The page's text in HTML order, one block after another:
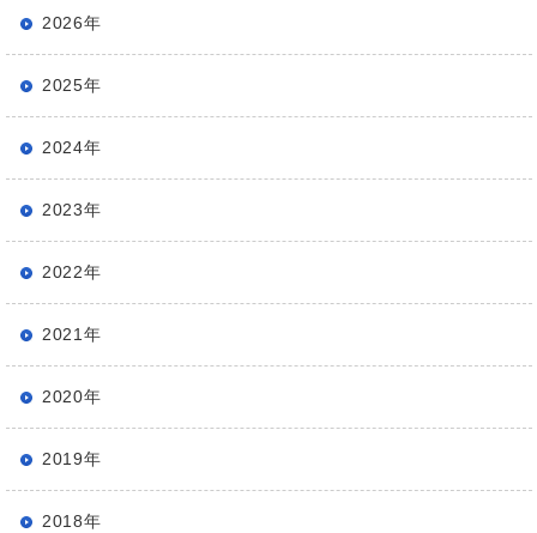
2026年
2025年
2024年
2023年
2022年
2021年
2020年
2019年
2018年